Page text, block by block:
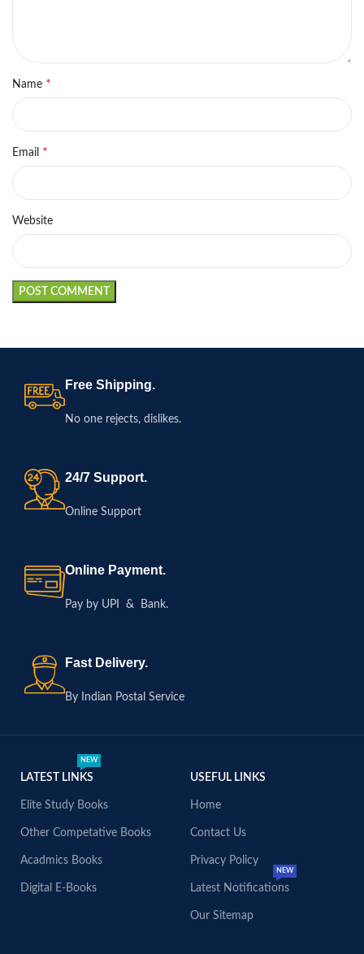
Name *
Email *
Website
Free Shipping.
No one rejects, dislikes.
24/7 Support.
Online Support
Online Payment.
Pay by UPI & Bank.
Fast Delivery.
By Indian Postal Service
LATEST LINKS
NEW
Elite Study Books
Other Competative Books
Acadmics Books
Digital E-Books
USEFUL LINKS
Home
Contact Us
Privacy Policy
Latest Notifications
NEW
Our Sitemap